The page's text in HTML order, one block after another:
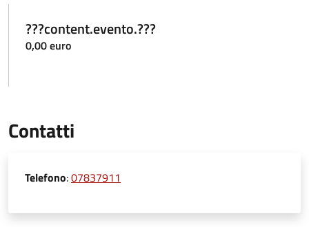
???content.evento.???
0,00 euro
Contatti
Telefono:07837911